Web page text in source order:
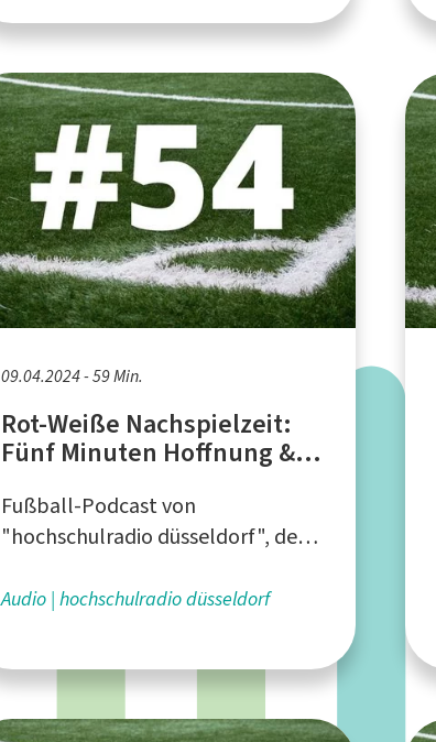
09.04.2024 - 59 Min.
Rot-Weiße Nachspielzeit:
Fünf Minuten Hoffnung &
Fußball-Podcast von
"hochschulradio düsseldorf", dem
Hochschulen
Audio hochschulradio düsseldorf